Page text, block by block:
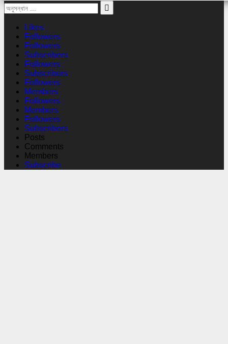
Likes
Followers
Followers
Subscribers
Followers
Subscribers
Followers
Members
Followers
Members
Followers
Subscribers
Posts
Comments
Members
Subscribe